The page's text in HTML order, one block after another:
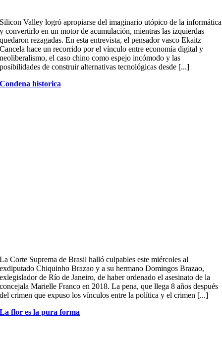
Silicon Valley logró apropiarse del imaginario utópico de la informática
y convertirlo en un motor de acumulación, mientras las izquierdas
quedaron rezagadas. En esta entrevista, el pensador vasco Ekaitz
Cancela hace un recorrido por el vínculo entre economía digital y
neoliberalismo, el caso chino como espejo incómodo y las
posibilidades de construir alternativas tecnológicas desde [...]
Condena historica
La Corte Suprema de Brasil halló culpables este miércoles al
exdiputado Chiquinho Brazao y a su hermano Domingos Brazao,
exlegislador de Río de Janeiro, de haber ordenado el asesinato de la
concejala Marielle Franco en 2018. La pena, que llega 8 años después
del crimen que expuso los vínculos entre la política y el crimen [...]
La flor es la pura forma